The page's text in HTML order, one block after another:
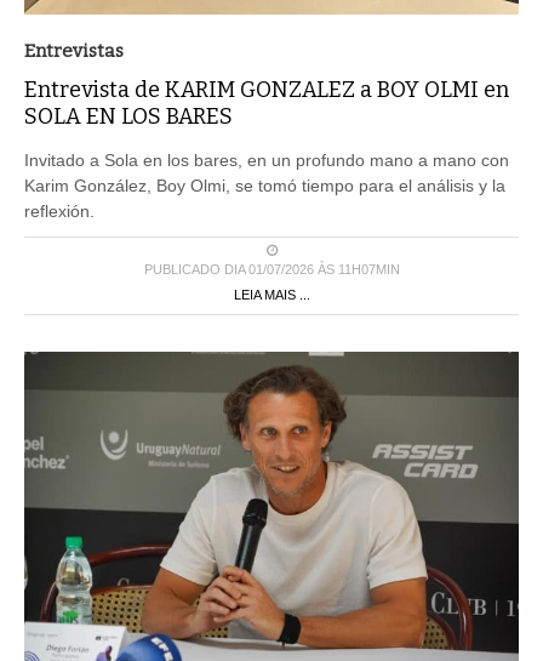
Entrevistas
Entrevista de KARIM GONZALEZ a BOY OLMI en
SOLA EN LOS BARES
Invitado a Sola en los bares, en un profundo mano a mano con
Karim González, Boy Olmi, se tomó tiempo para el análisis y la
reflexión.
PUBLICADO DIA 01/07/2026 ÀS 11H07MIN
LEIA MAIS ...